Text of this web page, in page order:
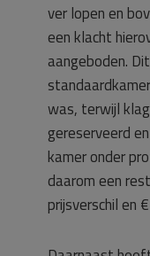
ver lopen en
een klacht
aangeboden.
was, terwijl
gereserveerd
kamer onder
daarom een
prijsverschil en